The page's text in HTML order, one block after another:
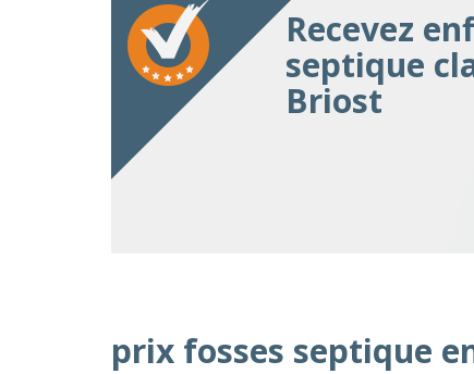
Recevez
septique
Briost
prix fosses septique